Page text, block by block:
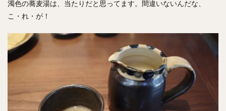
濁色の蕎麦湯は、当たりだと思ってます。間違いないんだな、
こ・れ・が！